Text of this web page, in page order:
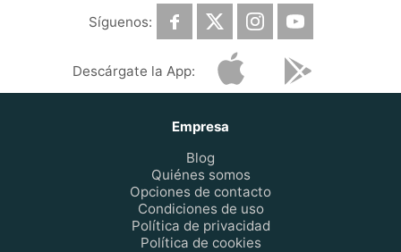
Síguenos:
Descárgate la App:
Empresa
Blog
Quiénes somos
Opciones de contacto
Condiciones de uso
Política de privacidad
Política de cookies